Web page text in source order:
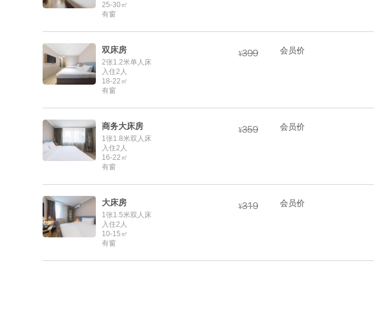
25-30㎡
有窗
双床房
2张1.2米单人床
入住2人
18-22㎡
有窗
¥ 会员价
商务大床房
1张1.8米双人床
入住2人
16-22㎡
有窗
¥ 会员价
大床房
1张1.5米双人床
入住2人
10-15㎡
有窗
¥ 会员价